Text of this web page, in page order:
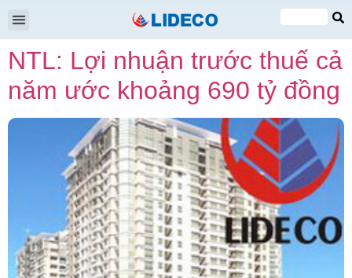
VI
EN
NTL: Lợi nhuận trước thuế cả
năm ước khoảng 690 tỷ đồng